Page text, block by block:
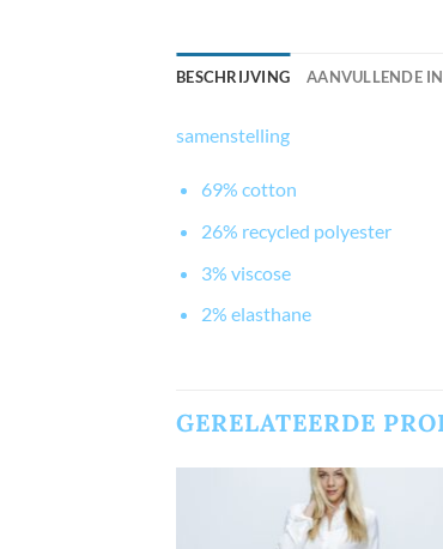
BESCHRIJVING AANVULLENDE
samenstelling
69% cotton
26% recycled polyester
3% viscose
2% elasthane
GERELATEERDE